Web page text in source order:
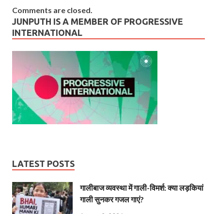
Comments are closed.
JUNPUTH IS A MEMBER OF PROGRESSIVE
INTERNATIONAL
LATEST POSTS
गालीबाज व्‍यवस्‍था में गाली-विमर्श: क्या लड़कियां
गाली सुनकर गजल गाएं?